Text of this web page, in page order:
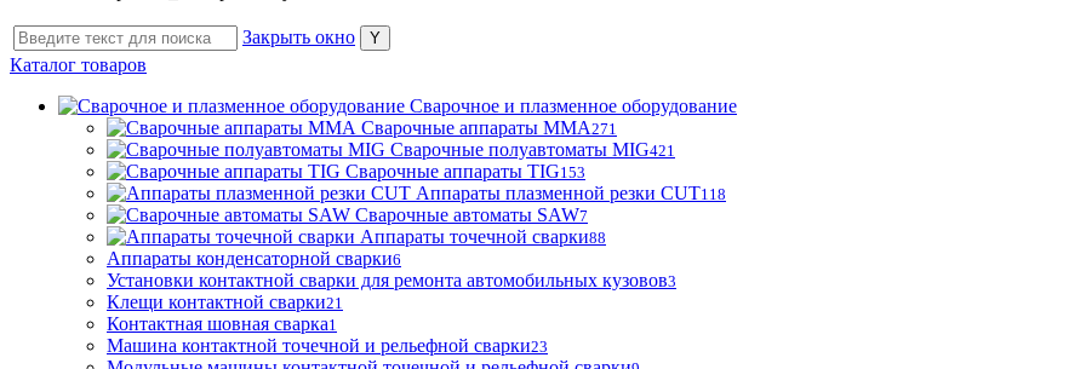
Закрыть окно
Каталог товаров
Сварочное и плазменное оборудование
Сварочные аппараты MMA271
Сварочные полуавтоматы MIG421
Сварочные аппараты TIG153
Аппараты плазменной резки CUT118
Сварочные автоматы SAW7
Аппараты точечной сварки88
Аппараты конденсаторной сварки6
Установки контактной сварки для ремонта автомобильных кузовов3
Клещи контактной сварки21
Контактная шовная сварка1
Машина контактной точечной и рельефной сварки23